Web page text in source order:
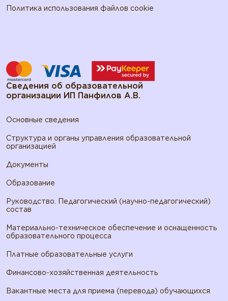
Политика использования файлов cookie
Сведения об образовательной
организации ИП Панфилов А.В.
Основные сведения
Структура и органы управления образовательной
организацией
Документы
Образование
Руководство. Педагогический (научно-педагогический)
состав
Материально-техническое обеспечение и оснащенность
образовательного процесса
Платные образовательные услуги
Финансово-хозяйственная деятельность
Вакантные места для приема (перевода) обучающихся